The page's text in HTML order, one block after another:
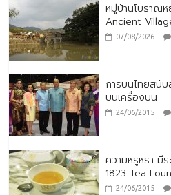
หมู่บ้านโบราณห
Ancient
07/08/2026
การบินไทยสนั
บนเครื่องบิน
24/06/2015
ความหรูหรา มี
1823 Tea
24/06/2015